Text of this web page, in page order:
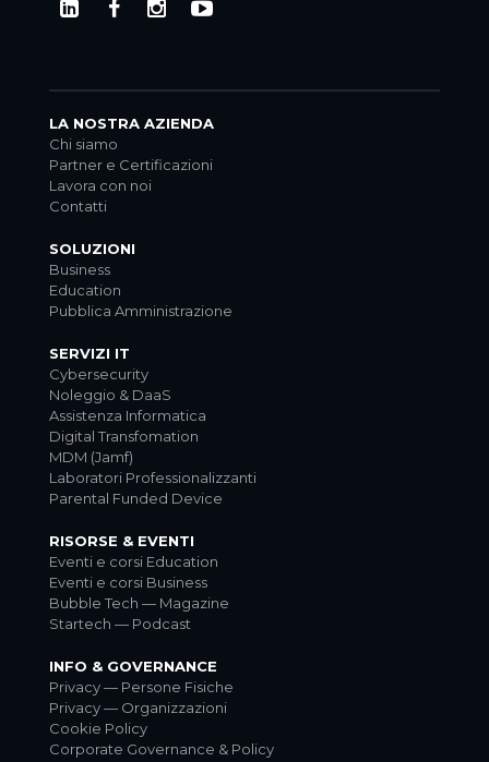
LA NOSTRA AZIENDA
Chi siamo
Partner e Certificazioni
Lavora con noi
Contatti
SOLUZIONI
Business
Education
Pubblica Amministrazione
SERVIZI IT
Cybersecurity
Noleggio & DaaS
Assistenza Informatica
Digital Transfomation
MDM (Jamf)
Laboratori Professionalizzanti
Parental Funded Device
RISORSE & EVENTI
Eventi e corsi Education
Eventi e corsi Business
Bubble Tech — Magazine
Startech — Podcast
INFO & GOVERNANCE
Privacy — Persone Fisiche
Privacy — Organizzazioni
Cookie Policy
Corporate Governance & Policy